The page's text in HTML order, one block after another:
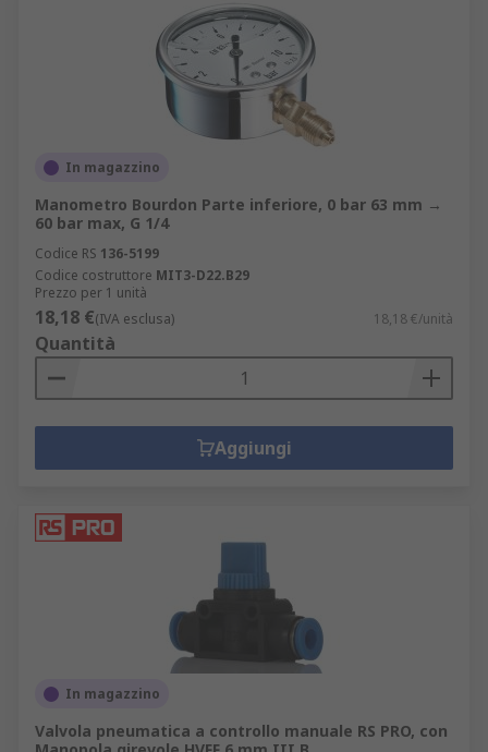
In magazzino
Manometro Bourdon Parte inferiore, 0 bar 63 mm →
60 bar max, G 1/4
Codice RS 136-5199
Codice costruttore MIT3-D22.B29
Prezzo per 1 unità
18,18 €(IVA esclusa) 18,18 €/unità
Quantità
Aggiungi
In magazzino
Valvola pneumatica a controllo manuale RS PRO, con